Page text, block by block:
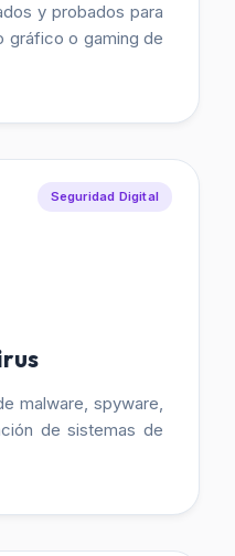
y probados para
gráfico o gaming de
Seguridad Digital
malware, spyware,
de sistemas de